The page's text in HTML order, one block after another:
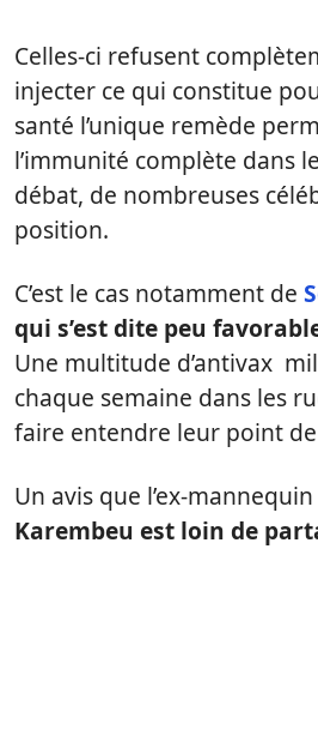
Celles-ci refusent
injecter ce qui constitue
santé l’unique remède
l’immunité complète dans
débat, de nombreuses
position.
C’est le cas notamment de
qui s’est dite peu
Une multitude d’antivax
chaque semaine dans les
faire entendre leur point
Un avis que l’ex-mannequin
Karembeu est loin de